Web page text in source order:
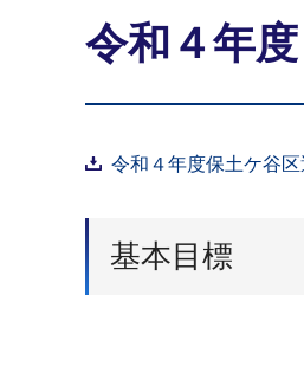
令和４年
令和４年度保土ケ谷
基本目標